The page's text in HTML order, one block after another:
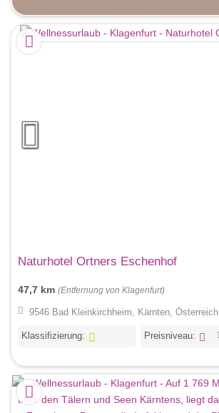
Naturhotel Ortners Eschenhof
47,7 km (Entfernung von Klagenfurt)
9546 Bad Kleinkirchheim, Kärnten, Österreich
Klassifizierung: Preisniveau: